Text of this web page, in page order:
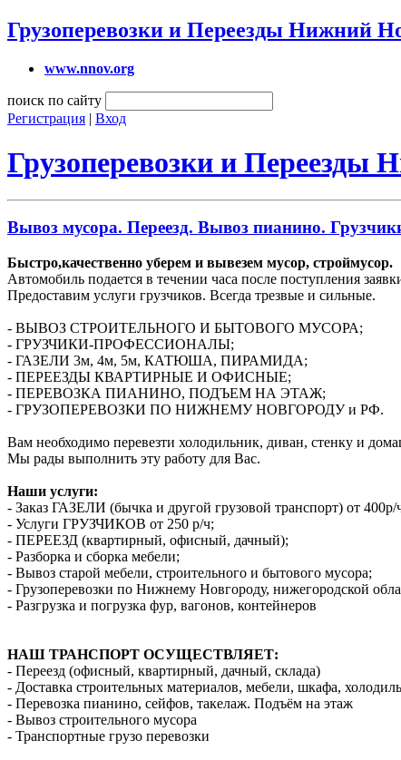
Грузоперевозки и Переезды Нижний
www.nnov.org
поиск по сайту
Регистрация | Вход
Грузоперевозки и Переезды
Вывоз мусора. Переезд. Вывоз пианино.
Быстро,качественно уберем и вывезем мусор, строймусор.
Автомобиль подается в течении часа после поступления
Предоставим услуги грузчиков. Всегда трезвые и сильные.
- ВЫВОЗ СТРОИТЕЛЬНОГО И БЫТОВОГО МУСОРА;
- ГРУЗЧИКИ-ПРОФЕССИОНАЛЫ;
- ГАЗЕЛИ 3м, 4м, 5м, КАТЮША, ПИРАМИДА;
- ПЕРЕЕЗДЫ КВАРТИРНЫЕ И ОФИСНЫЕ;
- ПЕРЕВОЗКА ПИАНИНО, ПОДЪЕМ НА ЭТАЖ;
- ГРУЗОПЕРЕВОЗКИ ПО НИЖНЕМУ НОВГОРОДУ и РФ.
Вам необходимо перевезти холодильник, диван, стенку и
Мы рады выполнить эту работу для Вас.
Наши услуги:
- Заказ ГАЗЕЛИ (бычка и другой грузовой транспорт) от 400р/
- Услуги ГРУЗЧИКОВ от 250 р/ч;
- ПЕРЕЕЗД (квартирный, офисный, дачный);
- Разборка и сборка мебели;
- Вывоз старой мебели, строительного и бытового мусора;
- Грузоперевозки по Нижнему Новгороду, нижегородской
- Разгрузка и погрузка фур, вагонов, контейнеров
НАШ ТРАНСПОРТ ОСУЩЕСТВЛЯЕТ:
- Переезд (офисный, квартирный, дачный, склада)
- Доставка строительных материалов, мебели, шкафа,
- Перевозка пианино, сейфов, такелаж. Подъём на этаж
- Вывоз строительного мусора
- Транспортные грузо перевозки